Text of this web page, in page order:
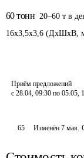
60 тонн 20–60 т в
16x3,5x3,6 (ДxШxВ,
Приём предложений
с 28.04, 09:30 по 05.05,
65 Изменён7 мая.